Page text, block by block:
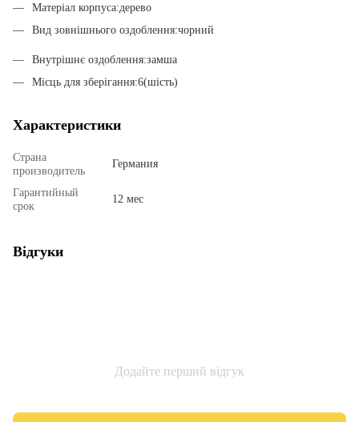
Матеріал корпуса:дерево
Вид зовнішнього оздоблення:чорний
Внутрішнє оздоблення:замша
Місць для зберігання:6(шість)
Характеристики
Страна
производитель
Германия
Гарантийный
срок
12 мес
Відгуки
Додайте перший відгук